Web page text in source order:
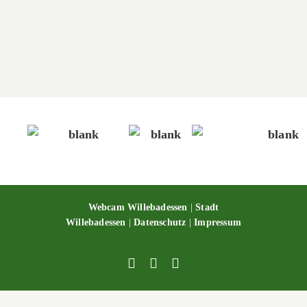
Webcam Willebadessen |Stadt
Willebadessen |Datenschutz |Impressum
Facebook